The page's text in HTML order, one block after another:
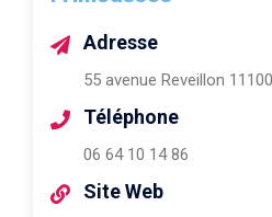
Adresse
55 avenue Reveillon
Téléphone
06 64 10 14 86
Site Web